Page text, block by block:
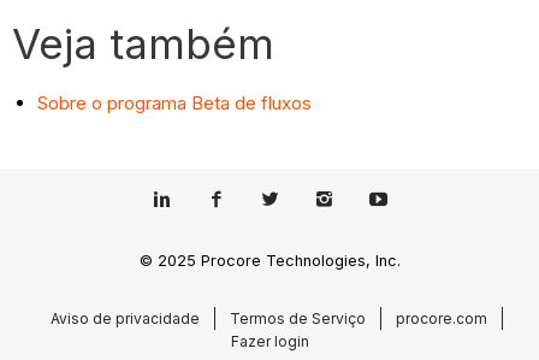
Veja também
Sobre o programa Beta de fluxos
© 2025 Procore Technologies, Inc.
Aviso de privacidade Termos de Serviço
procore.com
Fazer login